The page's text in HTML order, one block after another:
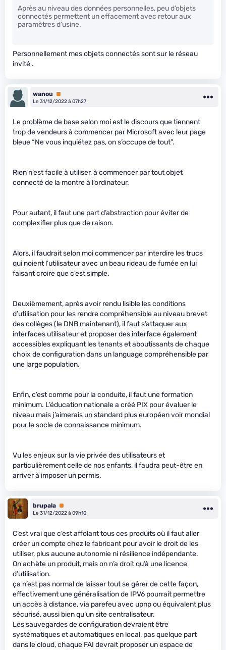
Après au niveau des données personnelles, peu d’objets
connectés permettent un effacement avec retour aux
paramètres d’usine.
Personnellement mes objets connectés sont sur le réseau
invité .
wanou
Premium
Le 31/12/2022 à 07h27
Le problème de base selon moi est le discours que tiennent
trop de vendeurs à commencer par Microsoft avec leur page
bleue “Ne vous inquiétez pas, on s’occupe de tout”.
Rien n’est facile à utiliser, à commencer par tout objet
connecté de la montre à l’ordinateur.
Pour autant, il faut une part d’abstraction pour éviter de
complexifier plus que de raison.
Alors, il faudrait selon moi commencer par interdire les trucs
qui noient l’utilisateur avec un beau rideau de fumée en lui
faisant croire que c’est simple.
Deuxièmement, après avoir rendu lisible les conditions
d’utilisation pour les rendre compréhensible au niveau brevet
des collèges (le DNB maintenant), il faut s’attaquer aux
interfaces utilisateur et proposer des interface également
accessibles expliquant les tenants et aboutissants de chaque
choix de configuration dans un language compréhensible par
une large population.
Enfin, c’est comme pour la conduite, il faut une formation
minimum. L’éducation nationale a crėé PIX pour évaluer le
niveau mais j’aimerais un standard plus européen voir mondial
pour le socle de connaissance minimum.
Vu les enjeux sur la vie privée des utilisateurs et
particulièrement celle de nos enfants, il faudra peut-être en
arriver à imposer un permis.
brupala Premium
Le 31/12/2022 à 09h10
C’est vrai que c’est affolant tous ces produits où il faut aller
créer un compte chez le fabricant pour avoir le droit de les
utiliser, plus aucune autonomie ni résilience indépendante.
On achète un produit, mais on n’a droit qu’à une licence
d’utilisation.
ça n’est pas normal de laisser tout se gérer de cette façon,
effectivement une généralisation de IPV6 pourrait permettre
un accès à distance, via parefeu avec upnp ou équivalent plus
sécurisé, aussi bien qu’un site centralisateur.
Les sauvegardes de configuration devraient être
systématiques et automatiques en local, pas quelque part
dans le cloud, chaque FAI devrait proposer un espace de